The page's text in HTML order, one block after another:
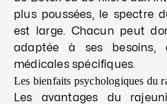
plus poussées, le spectre
est large. Chacun peut
adaptée à ses besoins,
médicales spécifiques.
Les bienfaits psychologiques du
Les avantages du